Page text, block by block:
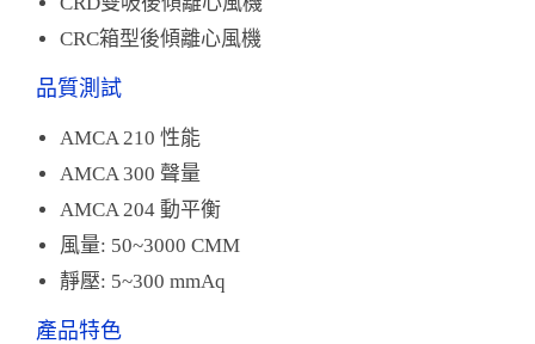
CRC箱型後傾離心風機
品質測試
AMCA 210 性能
AMCA 300 聲量
AMCA 204 動平衡
風量: 50~3000 CMM
靜壓: 5~300 mmAq
產品特色